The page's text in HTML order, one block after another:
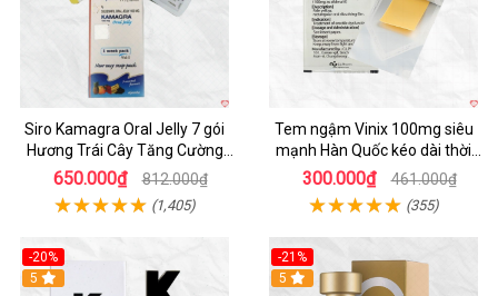
Siro Kamagra Oral Jelly 7 gói
Hương Trái Cây Tăng Cường
Sinh Lý Nam
650.000₫ 812.000₫
(1,405)
Tem ngậm Vinix 100mg siêu
mạnh Hàn Quốc kéo dài thời
gian quan hệ
300.000₫ 461.000₫
(355)
-20%
5
-21%
5